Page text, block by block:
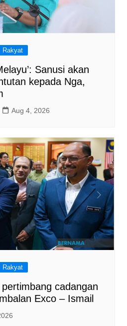
Rakyat
Sanusi akan
kepada Nga,
Aug 4, 2026
Rakyat
cadangan
Exco – Ismail